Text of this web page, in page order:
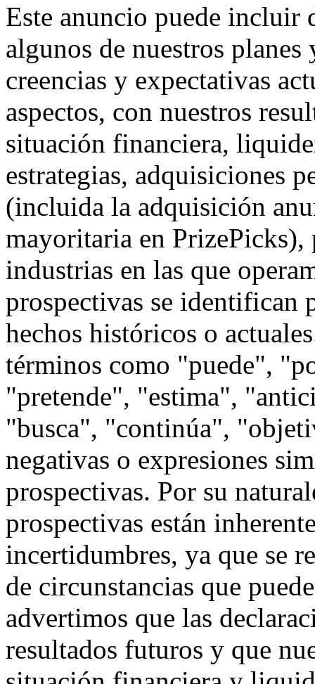
Este anuncio puede incluir
algunos de nuestros
creencias y expectativas
aspectos, con nuestros
situación financiera,
estrategias, adquisiciones
(incluida la adquisición
mayoritaria en
industrias en las que
prospectivas se identifican
hechos históricos o
términos como "puede",
"pretende", "estima",
"busca", "continúa",
negativas o expresiones
prospectivas. Por su
prospectivas están
incertidumbres, ya que se
de circunstancias que
advertimos que las
resultados futuros y que